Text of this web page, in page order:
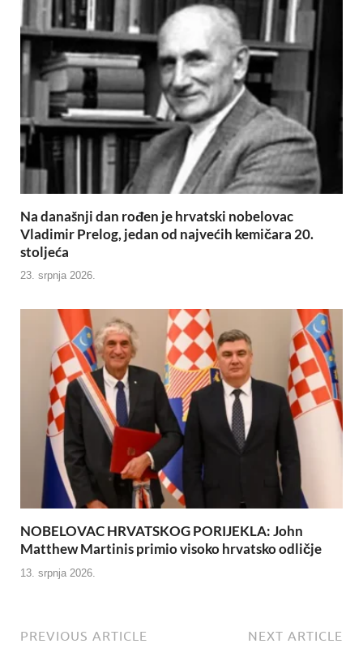
Na današnji dan rođen je hrvatski nobelovac
Vladimir Prelog, jedan od najvećih kemičara 20.
stoljeća
23. srpnja 2026.
NOBELOVAC HRVATSKOG PORIJEKLA: John
Matthew Martinis primio visoko hrvatsko odličje
13. srpnja 2026.
PREVIOUS ARTICLE NEXT ARTICLE